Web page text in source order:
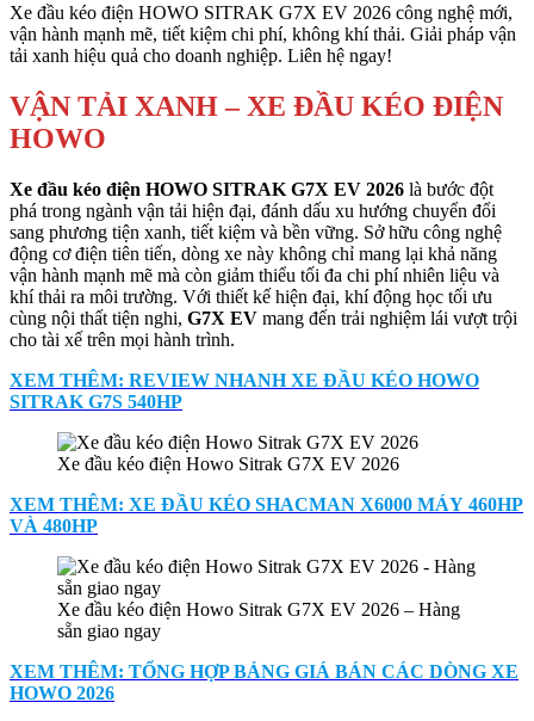
Xe đầu kéo điện HOWO SITRAK G7X EV 2026 công nghệ mới,
vận hành mạnh mẽ, tiết kiệm chi phí, không khí thải. Giải pháp vận
tải xanh hiệu quả cho doanh nghiệp. Liên hệ ngay!
VẬN TẢI XANH – XE ĐẦU KÉO ĐIỆN
HOWO
Xe đầu kéo điện HOWO SITRAK G7X EV 2026 là bước đột
phá trong ngành vận tải hiện đại, đánh dấu xu hướng chuyển đổi
sang phương tiện xanh, tiết kiệm và bền vững. Sở hữu công nghệ
động cơ điện tiên tiến, dòng xe này không chỉ mang lại khả năng
vận hành mạnh mẽ mà còn giảm thiểu tối đa chi phí nhiên liệu và
khí thải ra môi trường. Với thiết kế hiện đại, khí động học tối ưu
cùng nội thất tiện nghi, G7X EV mang đến trải nghiệm lái vượt trội
cho tài xế trên mọi hành trình.
XEM THÊM: REVIEW NHANH XE ĐẦU KÉO HOWO
SITRAK G7S 540HP
Xe đầu kéo điện Howo Sitrak G7X EV 2026
XEM THÊM: XE ĐẦU KÉO SHACMAN X6000 MÁY 460HP
VÀ 480HP
Xe đầu kéo điện Howo Sitrak G7X EV 2026 – Hàng
sẵn giao ngay
XEM THÊM: TỔNG HỢP BẢNG GIÁ BÁN CÁC DÒNG XE
HOWO 2026